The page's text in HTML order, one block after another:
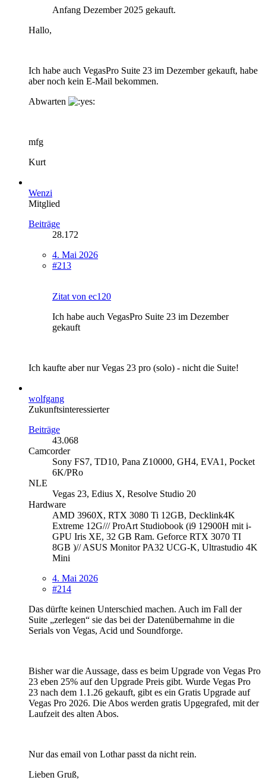
Anfang Dezember 2025 gekauft.
Hallo,
Ich habe auch VegasPro Suite 23 im Dezember gekauft, habe
aber noch kein E-Mail bekommen.
Abwarten
mfg
Kurt
Wenzi
Mitglied
Beiträge
28.172
4. Mai 2026
#213
Zitat von ec120
Ich habe auch VegasPro Suite 23 im Dezember
gekauft
Ich kaufte aber nur Vegas 23 pro (solo) - nicht die Suite!
wolfgang
Zukunftsinteressierter
Beiträge
43.068
Camcorder
Sony FS7, TD10, Pana Z10000, GH4, EVA1, Pocket
6K/PRo
NLE
Vegas 23, Edius X, Resolve Studio 20
Hardware
AMD 3960X, RTX 3080 Ti 12GB, Decklink4K
Extreme 12G/// ProArt Studiobook (i9 12900H mit i-
GPU Iris XE, 32 GB Ram. Geforce RTX 3070 TI
8GB )// ASUS Monitor PA32 UCG-K, Ultrastudio 4K
Mini
4. Mai 2026
#214
Das dürfte keinen Unterschied machen. Auch im Fall der
Suite „zerlegen“ sie das bei der Datenübernahme in die
Serials von Vegas, Acid und Soundforge.
Bisher war die Aussage, dass es beim Upgrade von Vegas Pro
23 eben 25% auf den Upgrade Preis gibt. Wurde Vegas Pro
23 nach dem 1.1.26 gekauft, gibt es ein Gratis Upgrade auf
Vegas Pro 2026. Die Abos werden gratis Upgegrafed, mit der
Laufzeit des alten Abos.
Nur das email von Lothar passt da nicht rein.
Lieben Gruß,